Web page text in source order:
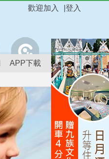
登入
歡迎加入
APP下載